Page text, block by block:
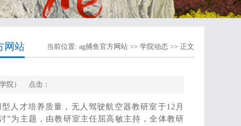
网站 当前位置: ag捕鱼官方网站 >> 学院动态 >> 正文
院） 点击：
人才培养质量，无人驾驶航空器教研室于12月
”为主题，由教研室主任屈高敏主持，全体教研